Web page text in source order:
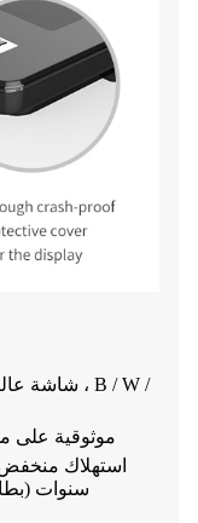
موثوقية على
سنوات